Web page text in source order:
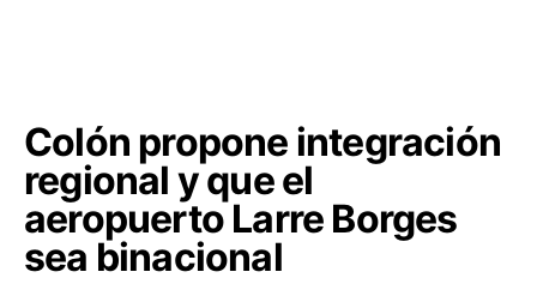
Colón propone integración
regional y que el
aeropuerto Larre Borges
sea binacional